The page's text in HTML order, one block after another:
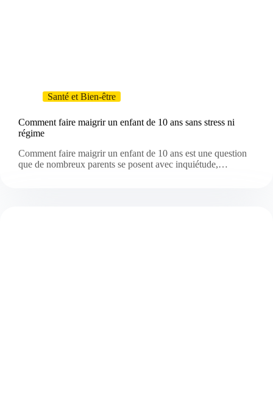
Santé et Bien-être
Comment faire maigrir un enfant de 10 ans sans stress ni
régime
Comment faire maigrir un enfant de 10 ans est une question
que de nombreux parents se posent avec inquiétude,…